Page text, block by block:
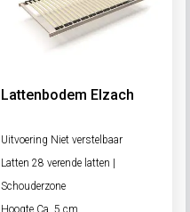
Lattenbodem Elzach
Uitvoering Niet verstelbaar
Latten 28 verende latten |
Schouderzone